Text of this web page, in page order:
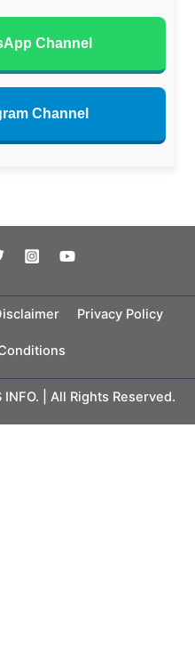
Channel
Channel
Privacy Policy
| All Rights Reserved.